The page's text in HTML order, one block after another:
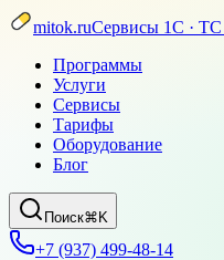
mitok.ruСервисы 1С ·
Программы
Услуги
Сервисы
Тарифы
Оборудование
Блог
Поиск⌘K
+7 (937) 499-48-14